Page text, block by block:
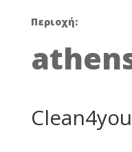
Περιοχή: